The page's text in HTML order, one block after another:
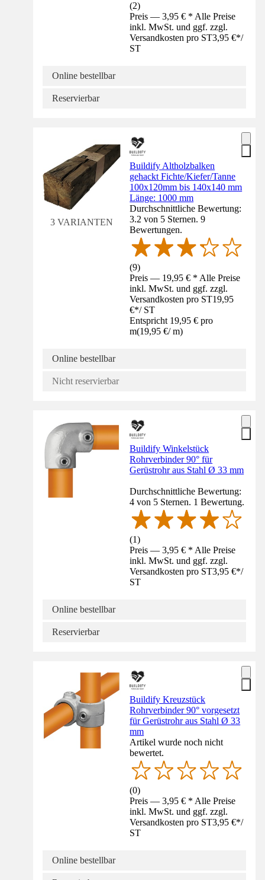
(2)
Preis — 3,95 € * Alle Preise
inkl. MwSt. und ggf. zzgl.
Versandkosten pro ST3,95 €*/
ST
Online bestellbar
Reservierbar
3 VARIANTEN
Buildify Altholzbalken
gehackt Fichte/Kiefer/Tanne
100x120mm bis 140x140 mm
Länge: 1000 mm
Durchschnittliche Bewertung:
3.2 von 5 Sternen. 9
Bewertungen.
(9)
Preis — 19,95 € * Alle Preise
inkl. MwSt. und ggf. zzgl.
Versandkosten pro ST19,95
€*/ ST
Entspricht 19,95 € pro
m(19,95 €/ m)
Online bestellbar
Nicht reservierbar
Buildify Winkelstück
Rohrverbinder 90° für
Gerüstrohr aus Stahl Ø 33 mm
Durchschnittliche Bewertung:
4 von 5 Sternen. 1 Bewertung.
(1)
Preis — 3,95 € * Alle Preise
inkl. MwSt. und ggf. zzgl.
Versandkosten pro ST3,95 €*/
ST
Online bestellbar
Reservierbar
Buildify Kreuzstück
Rohrverbinder 90° vorgesetzt
für Gerüstrohr aus Stahl Ø 33
mm
Artikel wurde noch nicht
bewertet.
(0)
Preis — 3,95 € * Alle Preise
inkl. MwSt. und ggf. zzgl.
Versandkosten pro ST3,95 €*/
ST
Online bestellbar